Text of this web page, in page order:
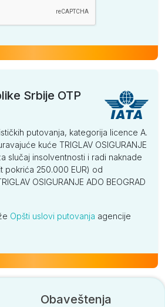
Srbije OTP
putovanja, kategorija licence A.
kuće TRIGLAV OSIGURANJE
slučaj insolventnosti i radi naknade
pokrića 250.000 EUR) od
OSIGURANJE ADO BEOGRAD
Opšti uslovi putovanja agencije
Obaveštenja